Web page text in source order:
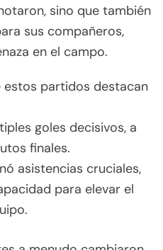
sino que también
sus compañeros,
en el campo.
estos partidos destacan
goles decisivos, a
finales.
asistencias cruciales,
para elevar el